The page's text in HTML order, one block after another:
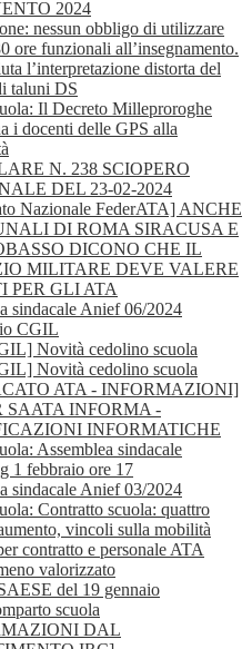
2024
nessun obbligo di utilizzare
ore funzionali all’insegnamento.
l’interpretazione distorta del
taluni DS
Il Decreto Milleproroghe
i docenti delle GPS alla
N. 238 SCIOPERO
DEL 23-02-2024
Nazionale FederATA] ANCHE
DI ROMA SIRACUSA E
DICONO CHE IL
MILITARE DEVE VALERE
PER GLI ATA
sindacale Anief 06/2024
CGIL
Novità cedolino scuola
Novità cedolino scuola
ATA - INFORMAZIONI]
SAATA INFORMA -
INFORMATICHE
Assemblea sindacale
1 febbraio ore 17
sindacale Anief 03/2024
Contratto scuola: quattro
vincoli sulla mobilità
contratto e personale ATA
valorizzato
del 19 gennaio
scuola
DAL